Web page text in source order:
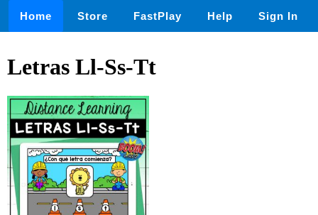
Home Store FastPlay Help Sign In
Letras Ll-Ss-Tt